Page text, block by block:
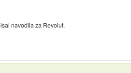
navodila za Revolut.